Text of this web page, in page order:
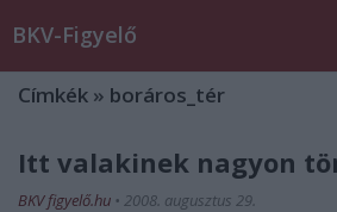
BKV-Figyelő
Címkék » boráros_tér
Itt valakinek nagyon
BKV figyelő.hu • 2008. augusztus 29.